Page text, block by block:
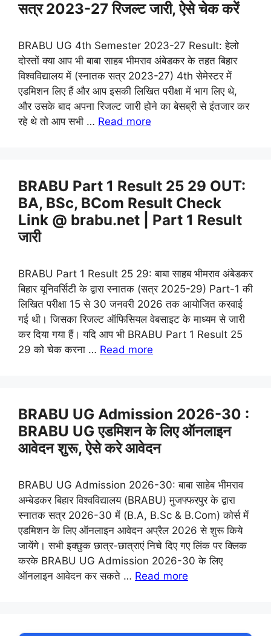
सत्र 2023-27 रिजल्ट जारी, ऐसे चेक करें
BRABU UG 4th Semester 2023-27 Result: हेलो
दोस्तों क्या आप भी बाबा साहब भीमराव अंबेडकर के तहत बिहार
विश्वविद्यालय में (स्नातक सत्र 2023-27) 4th सेमेस्टर में
एडमिशन लिए हैं और आप इसकी लिखित परीक्षा में भाग लिए थे,
और उसके बाद अपना रिजल्ट जारी होने का बेसब्री से इंतजार कर
रहे थे तो आप सभी … Read more
BRABU Part 1 Result 25 29 OUT:
BA, BSc, BCom Result Check
Link @ brabu.net | Part 1 Result
जारी
BRABU Part 1 Result 25 29: बाबा साहब भीमराव अंबेडकर
बिहार यूनिवर्सिटी के द्वारा स्नातक (सत्र 2025-29) Part-1 की
लिखित परीक्षा 15 से 30 जनवरी 2026 तक आयोजित करवाई
गई थी। जिसका रिजल्ट ऑफिसियल वेबसाइट के माध्यम से जारी
कर दिया गया हैं। यदि आप भी BRABU Part 1 Result 25
29 को चेक करना … Read more
BRABU UG Admission 2026-30 :
BRABU UG एडमिशन के लिए ऑनलाइन
आवेदन शुरू, ऐसे करे आवेदन
BRABU UG Admission 2026-30: बाबा साहेब भीमराव
अम्बेडकर बिहार विश्वविद्यालय (BRABU) मुजफ्फरपुर के द्वारा
स्नातक सत्र 2026-30 में (B.A, B.Sc & B.Com) कोर्स में
एडमिशन के लिए ऑनलाइन आवेदन अप्रैल 2026 से शुरू किये
जायेंगे। सभी इक्छुक छात्र-छात्राएं निचे दिए गए लिंक पर क्लिक
करके BRABU UG Admission 2026-30 के लिए
ऑनलाइन आवेदन कर सकते … Read more